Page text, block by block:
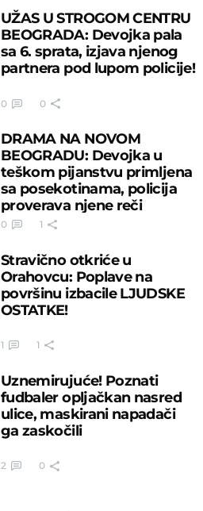
UŽAS U STROGOM CENTRU
BEOGRADA: Devojka pala
sa 6. sprata, izjava njenog
partnera pod lupom policije!
0 0
DRAMA NA NOVOM
BEOGRADU: Devojka u
teškom pijanstvu primljena
sa posekotinama, policija
proverava njene reči
0 1
Stravično otkriće u
Orahovcu: Poplave na
površinu izbacile LJUDSKE
OSTATKE!
1 1
Uznemirujuće! Poznati
fudbaler opljačkan nasred
ulice, maskirani napadači
ga zaskočili
2 0